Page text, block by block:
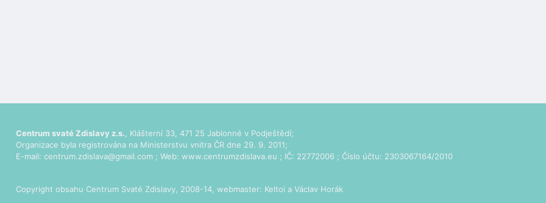
Centrum svaté Zdislavy z.s. , Klášterní 33, 471 25 Jablonné v Podještědí;
Organizace byla registrována na Ministerstvu vnitra ČR dne 29. 9. 2011;
E-mail: centrum.zdislava@gmail.com ; Web: www.centrumzdislava.eu ; IČ: 22772006 ; Číslo účtu: 2303067164/2010
Copyright obsahu Centrum Svaté Zdislavy, 2008-14, webmaster: Keltoi a Václav Horák